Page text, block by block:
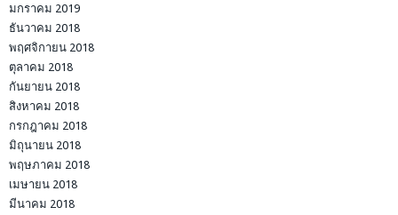
มกราคม 2019
ธันวาคม 2018
พฤศจิกายน 2018
ตุลาคม 2018
กันยายน 2018
สิงหาคม 2018
กรกฎาคม 2018
มิถุนายน 2018
พฤษภาคม 2018
เมษายน 2018
มีนาคม 2018